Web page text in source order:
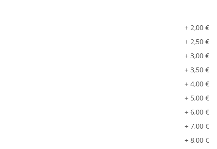
+ 2,00 €
+ 2,50 €
+ 3,00 €
+ 3,50 €
+ 4,00 €
+ 5,00 €
+ 6,00 €
+ 7,00 €
+ 8,00 €